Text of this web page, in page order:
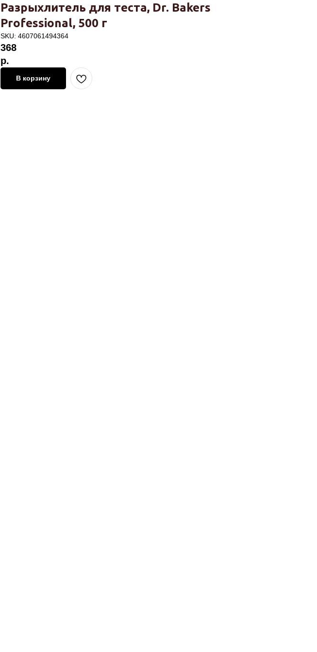
Разрыхлитель для теста, Dr. Bakers
Professional, 500 г
SKU: 4607061494364
368
р.
В корзину